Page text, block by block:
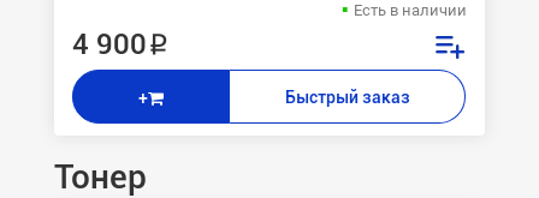
Есть в наличии
4 900 ₽
+ Быстрый заказ
Тонер